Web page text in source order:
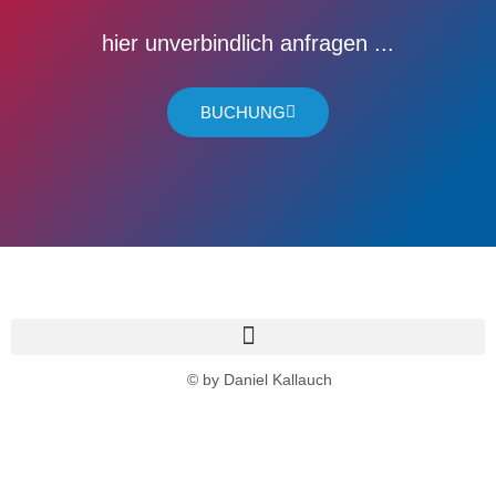
hier unverbindlich anfragen ...
BUCHUNG
© by Daniel Kallauch